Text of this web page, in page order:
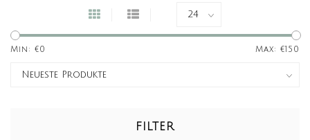
Min: €0 Max: €150
FILTER